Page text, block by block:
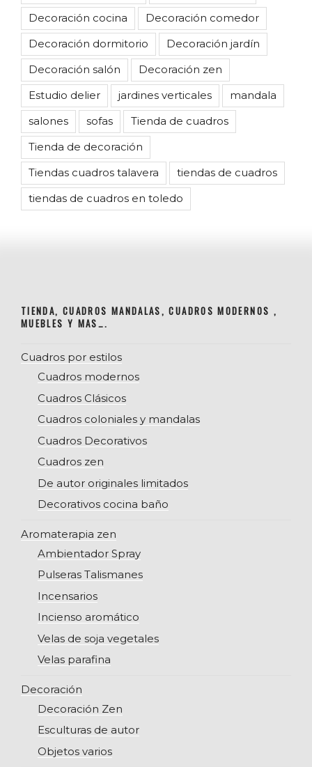
Decoración cocina
Decoración comedor
Decoración dormitorio
Decoración jardín
Decoración salón
Decoración zen
Estudio delier
jardines verticales
mandala
salones
sofas
Tienda de cuadros
Tienda de decoración
Tiendas cuadros talavera
tiendas de cuadros
tiendas de cuadros en toledo
TIENDA, CUADROS MANDALAS, CUADROS MODERNOS ,
MUEBLES Y MAS….
Cuadros por estilos
Cuadros modernos
Cuadros Clásicos
Cuadros coloniales y mandalas
Cuadros Decorativos
Cuadros zen
De autor originales limitados
Decorativos cocina baño
Aromaterapia zen
Ambientador Spray
Pulseras Talismanes
Incensarios
Incienso aromático
Velas de soja vegetales
Velas parafina
Decoración
Decoración Zen
Esculturas de autor
Objetos varios